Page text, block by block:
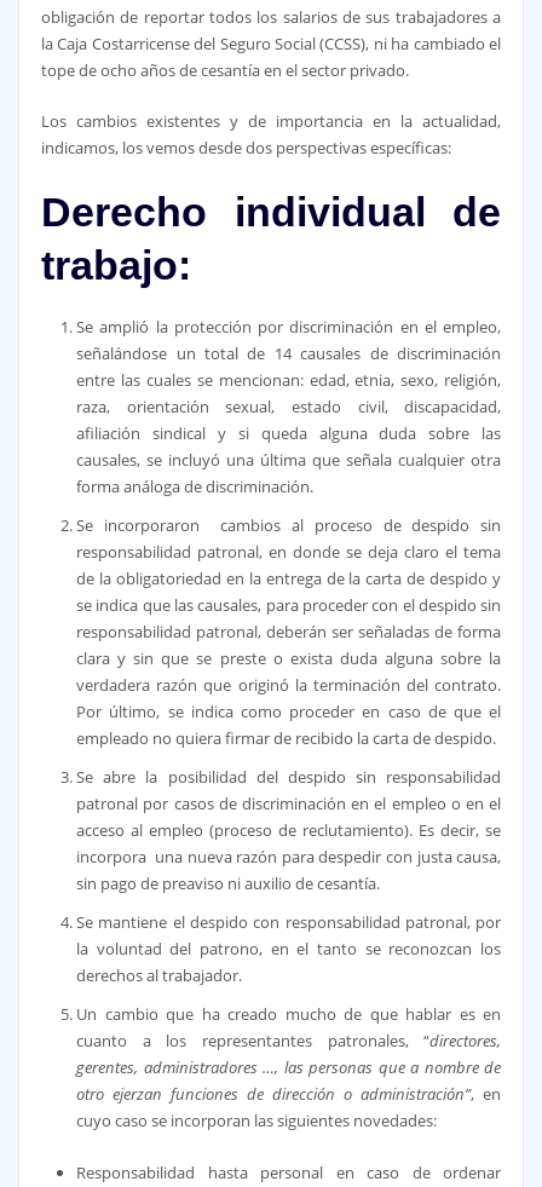
obligación de reportar todos los salarios de sus trabajadores a
la Caja Costarricense del Seguro Social (CCSS), ni ha cambiado el
tope de ocho años de cesantía en el sector privado.
Los cambios existentes y de importancia en la actualidad,
indicamos, los vemos desde dos perspectivas específicas:
Derecho individual de
trabajo:
Se amplió la protección por discriminación en el empleo,
señalándose un total de 14 causales de discriminación
entre las cuales se mencionan: edad, etnia, sexo, religión,
raza, orientación sexual, estado civil, discapacidad,
afiliación sindical y si queda alguna duda sobre las
causales, se incluyó una última que señala cualquier otra
forma análoga de discriminación.
Se incorporaron cambios al proceso de despido sin
responsabilidad patronal, en donde se deja claro el tema
de la obligatoriedad en la entrega de la carta de despido y
se indica que las causales, para proceder con el despido sin
responsabilidad patronal, deberán ser señaladas de forma
clara y sin que se preste o exista duda alguna sobre la
verdadera razón que originó la terminación del contrato.
Por último, se indica como proceder en caso de que el
empleado no quiera firmar de recibido la carta de despido.
Se abre la posibilidad del despido sin responsabilidad
patronal por casos de discriminación en el empleo o en el
acceso al empleo (proceso de reclutamiento). Es decir, se
incorpora una nueva razón para despedir con justa causa,
sin pago de preaviso ni auxilio de cesantía.
Se mantiene el despido con responsabilidad patronal, por
la voluntad del patrono, en el tanto se reconozcan los
derechos al trabajador.
Un cambio que ha creado mucho de que hablar es en
cuanto a los representantes patronales, “directores,
gerentes, administradores …, las personas que a nombre de
otro ejerzan funciones de dirección o administración”, en
cuyo caso se incorporan las siguientes novedades:
Responsabilidad hasta personal en caso de ordenar